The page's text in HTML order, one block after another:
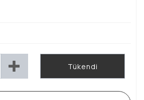
Tükendi